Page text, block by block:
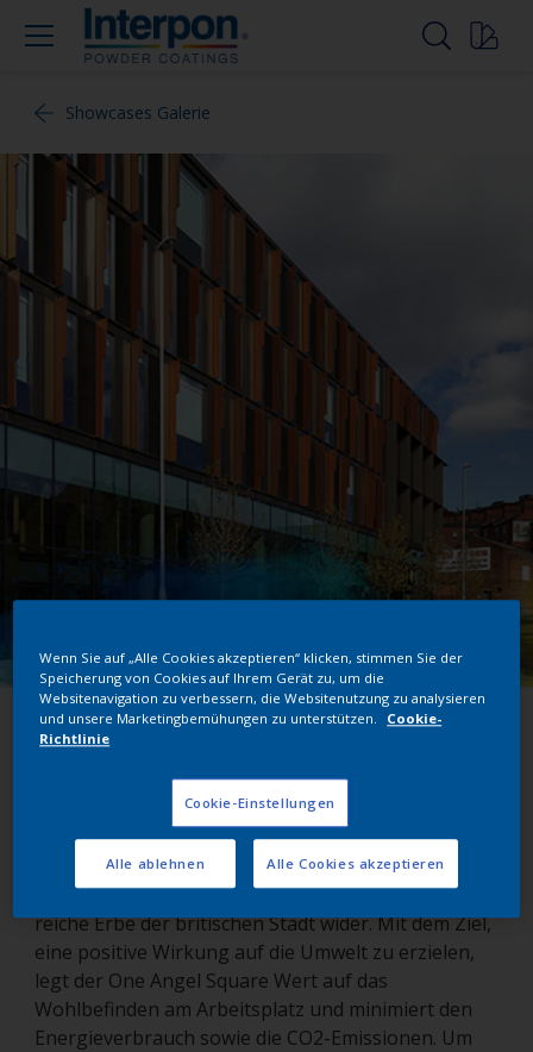
Showcases Galerie
One Angel Square
Northhamton, Großbritannien
Der One Angel Square in Northampton spiegelt das
reiche Erbe der britischen Stadt wider. Mit dem Ziel,
eine positive Wirkung auf die Umwelt zu erzielen,
legt der One Angel Square Wert auf das
Wohlbefinden am Arbeitsplatz und minimiert den
Energieverbrauch sowie die CO2-Emissionen. Um
Wenn Sie auf „Alle Cookies akzeptieren“ klicken, stimmen Sie der
Speicherung von Cookies auf Ihrem Gerät zu, um die
Websitenavigation zu verbessern, die Websitenutzung zu analysieren
und unsere Marketingbemühungen zu unterstützen.
Cookie-
Richtlinie
Cookie-Einstellungen
Alle ablehnen Alle Cookies akzeptieren